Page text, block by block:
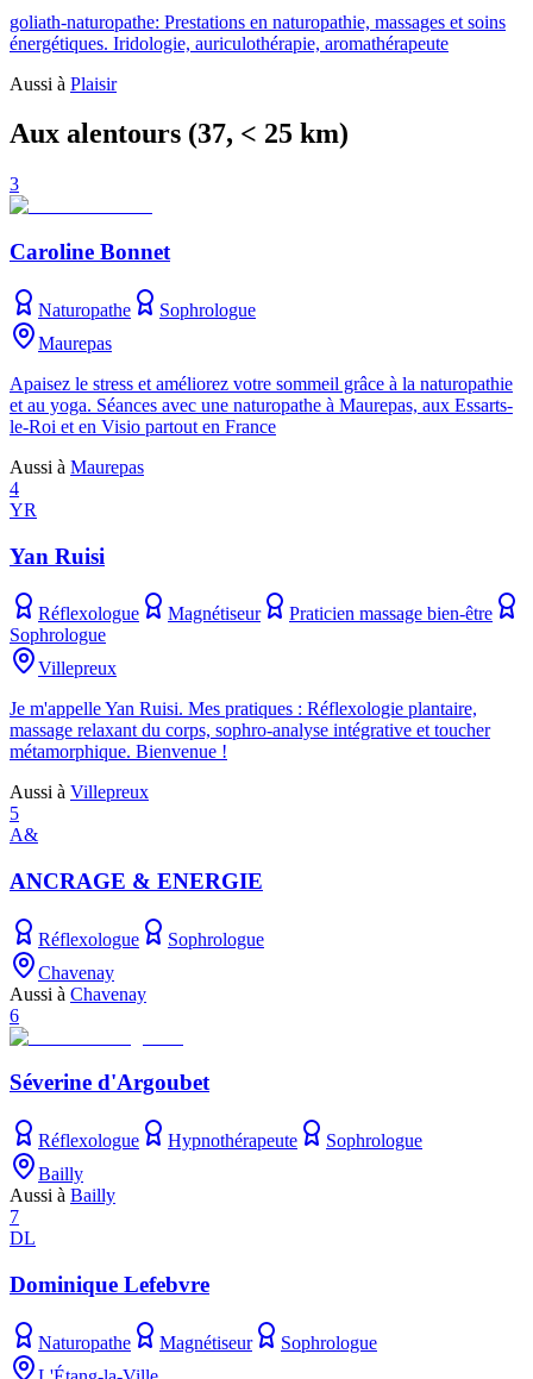
goliath-naturopathe: Prestations en naturopathie, massages et soins
énergétiques. Iridologie, auriculothérapie, aromathérapeute
Aussi à Plaisir
Aux alentours (37, < 25 km)
3
Caroline Bonnet
Naturopathe
Sophrologue
Maurepas
Apaisez le stress et améliorez votre sommeil grâce à la naturopathie
et au yoga. Séances avec une naturopathe à Maurepas, aux Essarts-
le-Roi et en Visio partout en France
Aussi à Maurepas
4
YR
Yan Ruisi
Réflexologue Magnétiseur
Praticien massage bien-être
Sophrologue
Villepreux
Je m'appelle Yan Ruisi. Mes pratiques : Réflexologie plantaire,
massage relaxant du corps, sophro-analyse intégrative et toucher
métamorphique. Bienvenue !
Aussi à Villepreux
5
A&
ANCRAGE & ENERGIE
Réflexologue
Sophrologue
Chavenay
Aussi à Chavenay
6
Séverine d'Argoubet
Réflexologue Hypnothérapeute
Sophrologue
Bailly
Aussi à Bailly
7
DL
Dominique Lefebvre
Naturopathe Magnétiseur
Sophrologue